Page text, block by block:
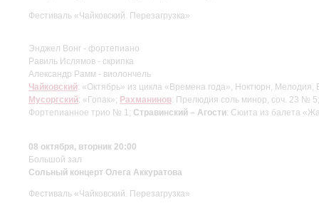
Фестиваль «Чайковский. Перезагрузка»
Энджел Вонг - фортепиано
Равиль Ислямов - скрипка
Александр Рамм - виолончель
Чайковский: «Октябрь» из цикла «Времена года», Ноктюрн, Мелодия,
Мусоргский: «Гопак»; Рахманинов: Прелюдия соль минор, соч. 23 №
Фортепианное трио № 1; Стравинский – Агости: Сюита из балета
08 октября, вторник 20:00
Большой зал
Сольный концерт Олега Аккуратова
Фестиваль «Чайковский. Перезагрузка»